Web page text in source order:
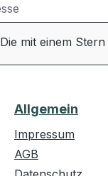
Die mit einem
Allgemein
Impressum
AGB